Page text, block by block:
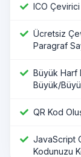
ICO
Ücretsiz
Paragraf
Büyük Harf
Büyük/
QR Kod
JavaScript
Kodunuzu